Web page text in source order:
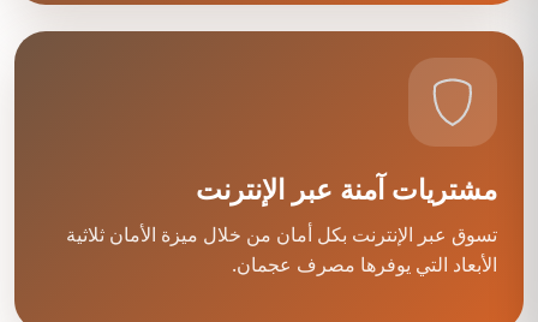
مشتريات آمنة عبر الإنترنت
تسوق عبر الإنترنت بكل أمان من خلال ميزة الأمان ثلاثية
الأبعاد التي يوفرها مصرف عجمان.